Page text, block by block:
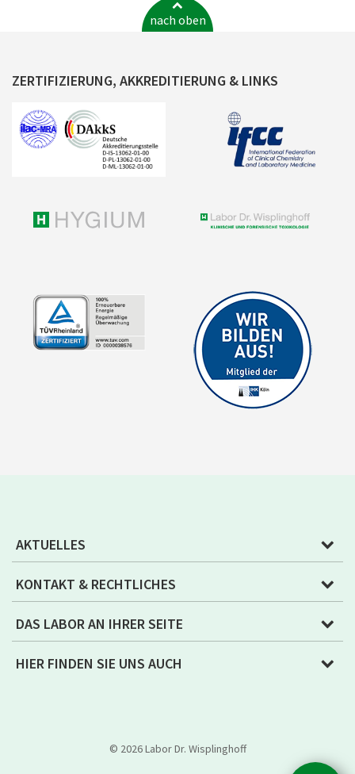
nach oben
ZERTIFIZIERUNG, AKKREDITIERUNG & LINKS
AKTUELLES
KONTAKT & RECHTLICHES
DAS LABOR AN IHRER SEITE
HIER FINDEN SIE UNS AUCH
© 2026 Labor Dr. Wisplinghoff